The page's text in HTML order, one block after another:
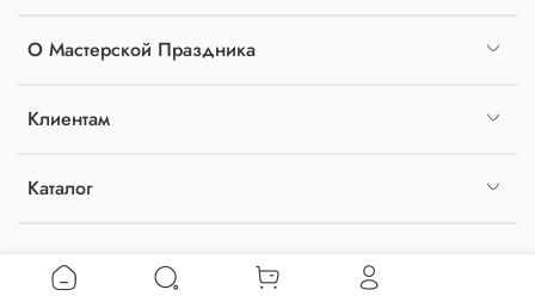
О Мастерской Праздника
Клиентам
Каталог